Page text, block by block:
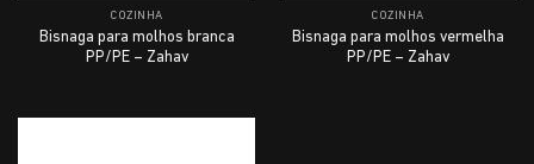
COZINHA
Bisnaga para molhos branca
PP/PE – Zahav
COZINHA
Bisnaga para molhos vermelha
PP/PE – Zahav